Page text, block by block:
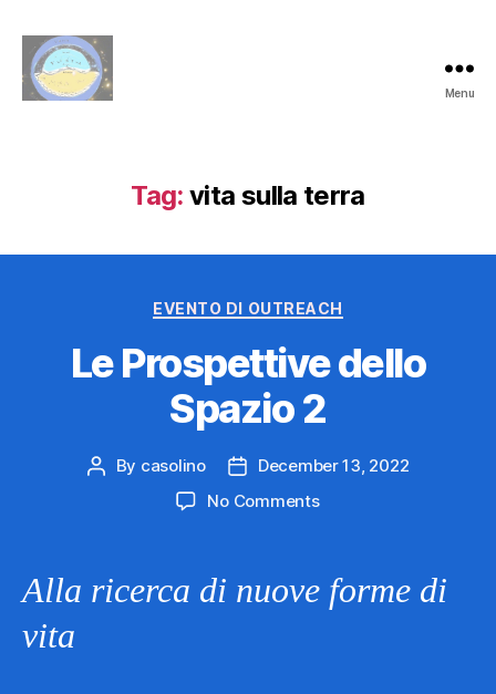
Menu
Tag: vita sulla terra
Categories
EVENTO DI OUTREACH
Le Prospettive dello
Spazio 2
Post
By casolino
Post
date
December 13, 2022
No Commentson
dello
Spazio
Alla ricerca di nuove forme di
vita